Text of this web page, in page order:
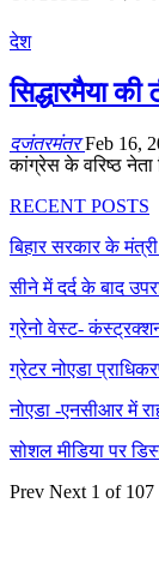
देश
सिद्धारमैया
दजंतरमंतरFeb 16,
कांग्रेस के वरिष्ठ
RECENT POSTS
बिहार सरकार के
सीने में दर्द के बाद
ग्रेनो वेस्ट-
ग्रेटर नोएडा
नोएडा -एनसीआर में
सोशल मीडिया पर
Prev Next 1 of 107